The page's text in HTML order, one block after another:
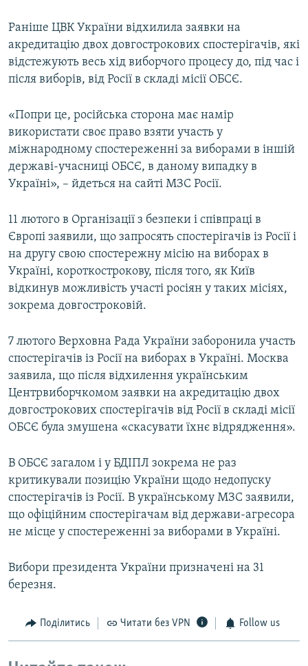
Раніше ЦВК України відхилила заявки на
акредитацію двох довгострокових спостерігачів, які
відстежують весь хід виборчого процесу до, під час і
після виборів, від Росії в складі місії ОБСЄ.
«Попри це, російська сторона має намір
використати своє право взяти участь у
міжнародному спостереженні за виборами в іншій
державі-учасниці ОБСЄ, в даному випадку в
Україні», – йдеться на сайті МЗС Росії.
11 лютого в Організації з безпеки і співпраці в
Європі заявили, що запросять спостерігачів із Росії і
на другу свою спостережну місію на виборах в
Україні, короткострокову, після того, як Київ
відкинув можливість участі росіян у таких місіях,
зокрема довгостроковій.
7 лютого Верховна Рада України заборонила участь
спостерігачів із Росії на виборах в Україні. Москва
заявила, що після відхилення українським
Центрвиборчкомом заявки на акредитацію двох
довгострокових спостерігачів від Росії в складі місії
ОБСЄ була змушена «скасувати їхнє відрядження».
В ОБСЄ загалом і у БДІПЛ зокрема не раз
критикували позицію України щодо недопуску
спостерігачів із Росії. В українському МЗС заявили,
що офіційним спостерігачам від держави-агресора
не місце у спостереженні за виборами в Україні.
Вибори президента України призначені на 31
березня.
Поділитись Читати без VPN Follow us